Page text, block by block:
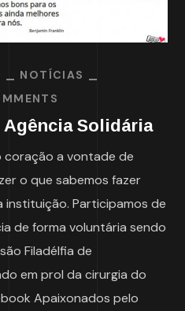
NOTÍCIAS
Agência Solidária
coração a vontade de
o que sabemos fazer
instituição. Participamos de
de forma voluntária sendo
Filadélfia de
em prol da cirurgia do
Apaixonados pelo